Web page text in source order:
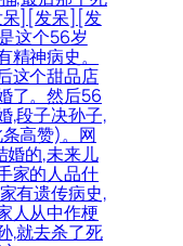
呆][发呆][发
这个56岁
神病史。
这个甜品店
了。然后56
,段子决孙子,
高赞)。网
婚的,未来儿
家的人品什
有遗传病史,
人从中作梗
,就去杀了死